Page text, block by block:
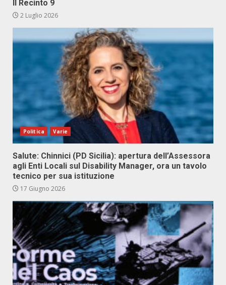
Il Recinto 9
2 Luglio 2026
Politica Varie
Salute: Chinnici (PD Sicilia): apertura dell’Assessora
agli Enti Locali sul Disability Manager, ora un tavolo
tecnico per sua istituzione
17 Giugno 2026